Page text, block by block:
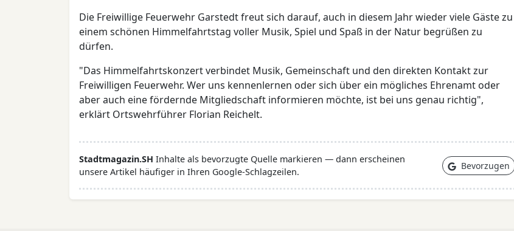
Die Freiwillige Feuerwehr Garstedt freut sich darauf, auch in diesem Jahr wieder viele Gäste zu
einem schönen Himmelfahrtstag voller Musik, Spiel und Spaß in der Natur begrüßen zu
dürfen.
"Das Himmelfahrtskonzert verbindet Musik, Gemeinschaft und den direkten Kontakt zur
Freiwilligen Feuerwehr. Wer uns kennenlernen oder sich über ein mögliches Ehrenamt oder
aber auch eine fördernde Mitgliedschaft informieren möchte, ist bei uns genau richtig",
erklärt Ortswehrführer Florian Reichelt.
Stadtmagazin.SH Inhalte als bevorzugte Quelle markieren — dann erscheinen
unsere Artikel häufiger in Ihren Google-Schlagzeilen.
Bevorzugen